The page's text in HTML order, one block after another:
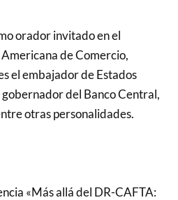
orador invitado en el
de Comercio,
el embajador de Estados
del Banco Central,
otras personalidades.
«Más allá del DR-CAFTA: